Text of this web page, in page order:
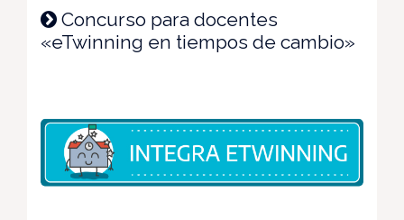
Concurso para docentes
«eTwinning en tiempos de cambio»